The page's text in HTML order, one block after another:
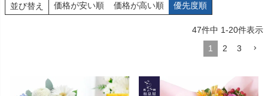
並び替え 価格が安い順 価格が高い順 優先度順
47件中 1-20件表示
1
2 3